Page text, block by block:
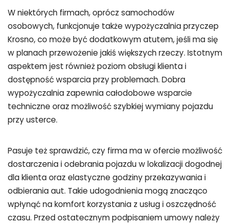
W niektórych firmach, oprócz samochodów
osobowych, funkcjonuje także wypożyczalnia przyczep
Krosno, co może być dodatkowym atutem, jeśli ma się
w planach przewożenie jakiś większych rzeczy. Istotnym
aspektem jest również poziom obsługi klienta i
dostępność wsparcia przy problemach. Dobra
wypożyczalnia zapewnia całodobowe wsparcie
techniczne oraz możliwość szybkiej wymiany pojazdu
przy usterce.
Pasuje też sprawdzić, czy firma ma w ofercie możliwość
dostarczenia i odebrania pojazdu w lokalizacji dogodnej
dla klienta oraz elastyczne godziny przekazywania i
odbierania aut. Takie udogodnienia mogą znacząco
wpłynąć na komfort korzystania z usług i oszczędność
czasu. Przed ostatecznym podpisaniem umowy należy